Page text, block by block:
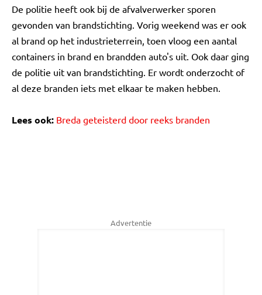
De politie heeft ook bij de afvalverwerker sporen
gevonden van brandstichting. Vorig weekend was er ook
al brand op het industrieterrein, toen vloog een aantal
containers in brand en brandden auto's uit. Ook daar ging
de politie uit van brandstichting. Er wordt onderzocht of
al deze branden iets met elkaar te maken hebben.
Lees ook: Breda geteisterd door reeks branden
Advertentie